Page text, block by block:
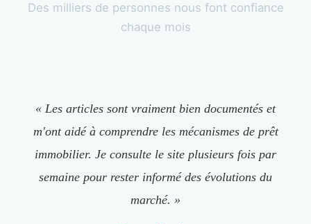
Des milliers de personnes nous font confiance
chaque mois
« Les articles sont vraiment bien documentés et
m'ont aidé à comprendre les mécanismes de prêt
immobilier. Je consulte le site plusieurs fois par
semaine pour rester informé des évolutions du
marché. »